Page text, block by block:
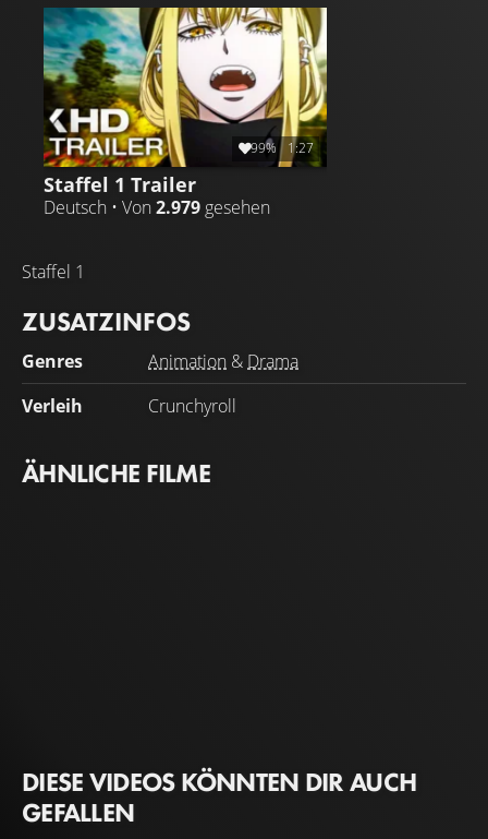
Guideau kennen die Wahrheit: Überall, wo eine Hexe
auftaucht, folgen Flüche und Katastrophen. Außerdem
haben sie noch eine offene Rechnungen zu begleichen
und werden nicht zögern, jeden aus dem Weg zu räumen,
sei es eine wütende Menschenmenge oder eine
Armeegarnison.
99% 1:27
Staffel 1 Trailer
Deutsch • Von 2.979 gesehen
Staffel 1
ZUSATZINFOS
Genres Animation & Drama
Verleih
Crunchyroll
ÄHNLICHE FILME
DIESE VIDEOS KÖNNTEN DIR AUCH
GEFALLEN